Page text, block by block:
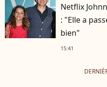
Netflix
: "Elle a
bien"
15:41